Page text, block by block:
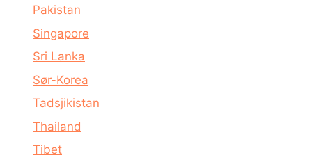
Pakistan
Singapore
Sri Lanka
Sør-Korea
Tadsjikistan
Thailand
Tibet